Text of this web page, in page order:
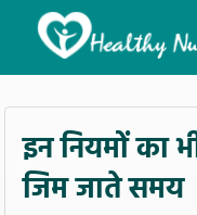
इन नियमों का
जिम जाते समय